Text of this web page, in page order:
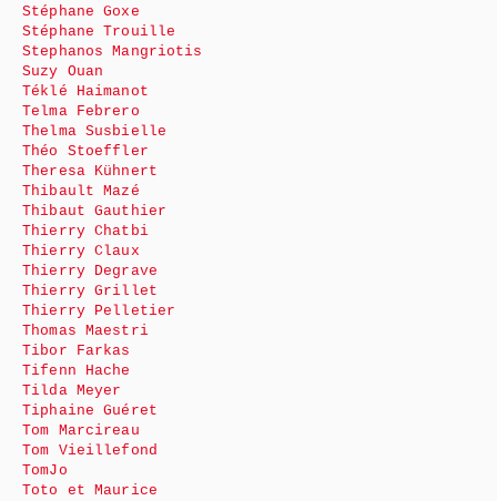
Stéphane Goxe
Stéphane Trouille
Stephanos Mangriotis
Suzy Ouan
Téklé Haimanot
Telma Febrero
Thelma Susbielle
Théo Stoeffler
Theresa Kühnert
Thibault Mazé
Thibaut Gauthier
Thierry Chatbi
Thierry Claux
Thierry Degrave
Thierry Grillet
Thierry Pelletier
Thomas Maestri
Tibor Farkas
Tifenn Hache
Tilda Meyer
Tiphaine Guéret
Tom Marcireau
Tom Vieillefond
TomJo
Toto et Maurice